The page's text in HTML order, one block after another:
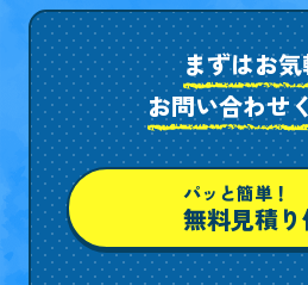
まずはお
お問い合わせ
パッと簡単！
無料見積